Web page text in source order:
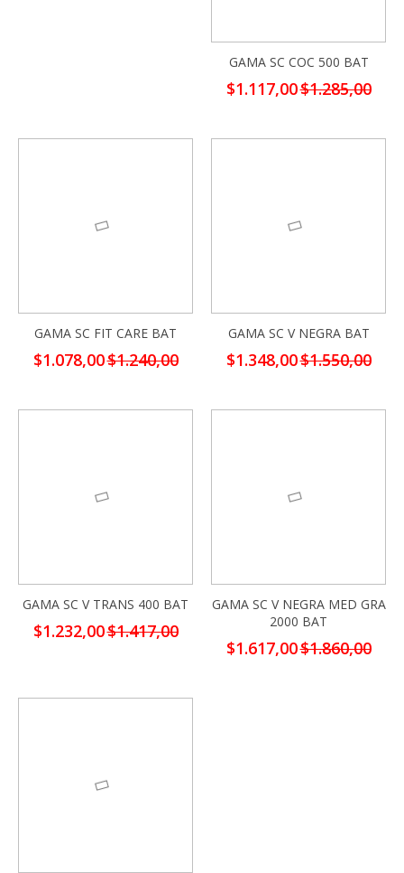
GAMA SC COC 500 BAT
Precio
especial
$1.117,00$1.285,00
GAMA SC FIT CARE BAT
Precio
especial
$1.078,00$1.240,00
GAMA SC V NEGRA BAT
Precio
especial
$1.348,00$1.550,00
GAMA SC V TRANS 400 BAT
Precio
especial
$1.232,00$1.417,00
GAMA SC V NEGRA MED GRA
2000 BAT
Precio
especial
$1.617,00$1.860,00